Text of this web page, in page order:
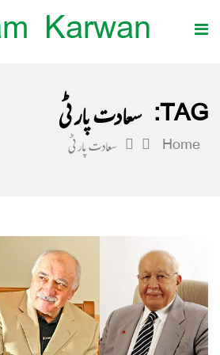
Karwan
TAG: سعادت پارٹی
Home سعادت پارٹی